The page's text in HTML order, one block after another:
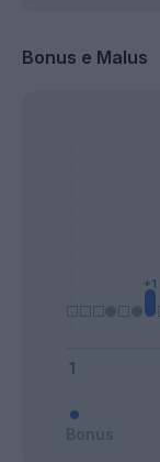
Bonus e Malus